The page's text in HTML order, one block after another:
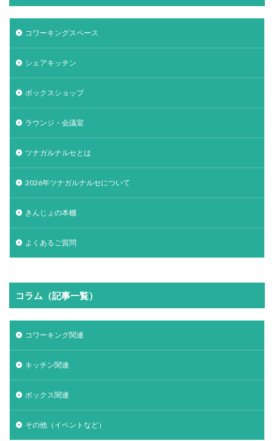
コワーキングスペース
シェアキッチン
ボックスショップ
ラウンジ・会議室
ツナガルナルセとは
2026年ツナガルナルセについて
きんじょの本棚
よくあるご質問
コラム（記事一覧）
コワーキング関連
キッチン関連
ボックス関連
その他（イベントなど）